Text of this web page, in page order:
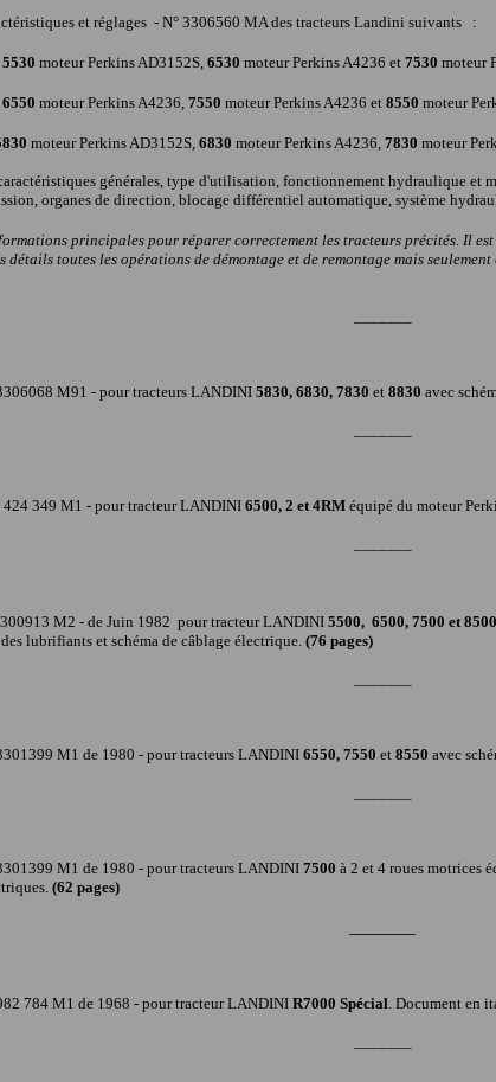
et réglages - N° 3306560 MA des tracteurs Landini suivants :
5530 moteur Perkins AD3152S, 6530 moteur Perkins A4236 et 7530 moteur
6550 moteur Perkins A4236, 7550 moteur Perkins A4236 et 8550 moteur
moteur Perkins AD3152S, 6830 moteur Perkins A4236, 7830 moteur
générales, type d'utilisation, fonctionnement hydraulique et
organes de direction, blocage différentiel automatique, système
principales pour réparer correctement les tracteurs précités. Il
détails toutes les opérations de démontage et de remontage mais
M91 -pour tracteurs LANDINI 5830, 6830, 7830 et 8830 avec
424 349 M1 - pour tracteur LANDINI 6500, 2 et 4RM équipé du moteur
M2 - de Juin 1982 pour tracteur LANDINI 5500, 6500, 7500 et 8500
lubrifiants et schéma de câblage électrique.(76 pages)
M1 de 1980 -pour tracteurs LANDINI 6550, 7550 et 8550 avec
M1 de 1980 -pour tracteurs LANDINI 7500 à 2 et 4 roues motrices
(62 pages)
784 M1 de 1968 - pour tracteur LANDINI R7000 Spécial. Document en